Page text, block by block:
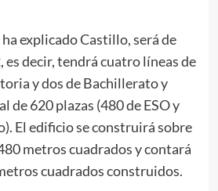
explicado Castillo, será de
decir, tendrá cuatro líneas de
y dos de Bachillerato y
de 620 plazas (480 de ESO y
El edificio se construirá sobre
metros cuadrados y contará
cuadrados construidos.